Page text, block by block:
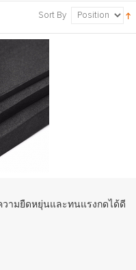
Sort By
วามยืดหยุ่นและทนแรงกดได้ดี